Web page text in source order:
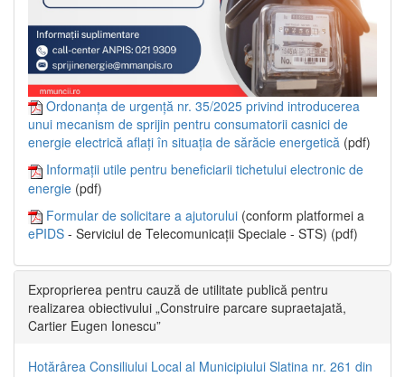
Ordonanța de urgență nr. 35/2025 privind introducerea
unui mecanism de sprijin pentru consumatorii casnici de
energie electrică aflați în situația de sărăcie energetică (pdf)
Informații utile pentru beneficiarii tichetului electronic de
energie (pdf)
Formular de solicitare a ajutorului (conform platformei a
ePIDS - Serviciul de Telecomunicații Speciale - STS) (pdf)
Exproprierea pentru cauză de utilitate publică pentru
realizarea obiectivului „Construire parcare supraetajată,
Cartier Eugen Ionescu”
Hotărârea Consiliului Local al Municipiului Slatina nr. 261 din